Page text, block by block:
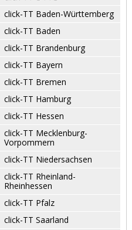
click-TT Baden-Württemberg
click-TT Baden
click-TT Brandenburg
click-TT Bayern
click-TT Bremen
click-TT Hamburg
click-TT Hessen
click-TT Mecklenburg-
Vorpommern
click-TT Niedersachsen
click-TT Rheinland-
Rheinhessen
click-TT Pfalz
click-TT Saarland